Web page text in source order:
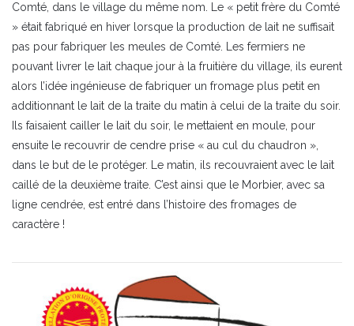
Comté, dans le village du même nom. Le « petit frère du Comté
» était fabriqué en hiver lorsque la production de lait ne suffisait
pas pour fabriquer les meules de Comté. Les fermiers ne
pouvant livrer le lait chaque jour à la fruitière du village, ils eurent
alors l’idée ingénieuse de fabriquer un fromage plus petit en
additionnant le lait de la traite du matin à celui de la traite du soir.
Ils faisaient cailler le lait du soir, le mettaient en moule, pour
ensuite le recouvrir de cendre prise « au cul du chaudron »,
dans le but de le protéger. Le matin, ils recouvraient avec le lait
caillé de la deuxième traite. C’est ainsi que le Morbier, avec sa
ligne cendrée, est entré dans l’histoire des fromages de
caractère !